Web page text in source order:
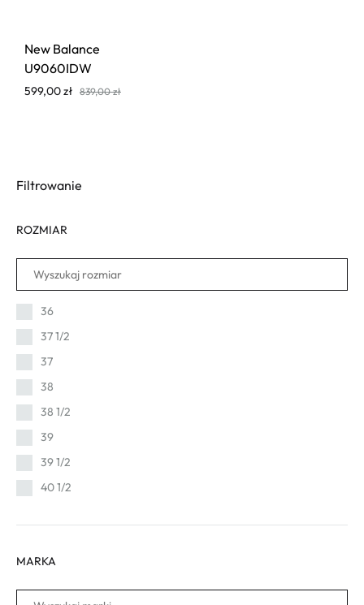
New Balance
U9060IDW
599,00zł 839,00zł
Filtrowanie
ROZMIAR
36
37 1/2
37
38
38 1/2
39
39 1/2
40 1/2
42 1/2
42
MARKA